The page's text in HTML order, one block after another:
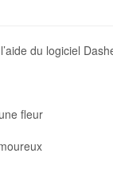
du logiciel
fleur